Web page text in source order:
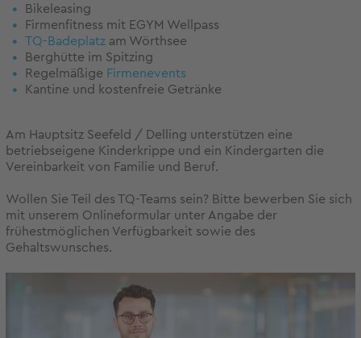
Bikeleasing
Firmenfitness mit EGYM Wellpass
TQ-Badeplatz am Wörthsee
Berghütte im Spitzing
Regelmäßige Firmenevents
Kantine und kostenfreie Getränke
Am Hauptsitz Seefeld / Delling unterstützen eine
betriebseigene Kinderkrippe und ein Kindergarten die
Vereinbarkeit von Familie und Beruf.
Wollen Sie Teil des TQ-Teams sein? Bitte bewerben Sie sich
mit unserem Onlineformular unter Angabe der
frühestmöglichen Verfügbarkeit sowie des
Gehaltswunsches.